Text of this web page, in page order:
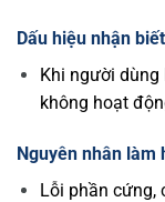
Dấu hiệu nhận
Khi người
không hoạt
Nguyên nhân làm
Lỗi phần cứng,